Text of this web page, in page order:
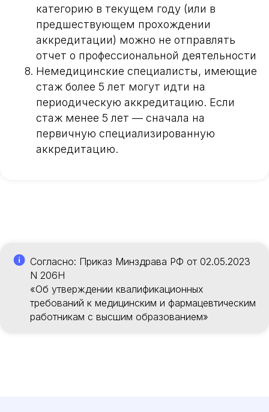
категорию в текущем году (или в
предшествующем прохождении
аккредитации) можно не отправлять
отчет о профессиональной деятельности
Немедицинские специалисты, имеющие
стаж более 5 лет могут идти на
периодическую аккредитацию. Если
стаж менее 5 лет — сначала на
первичную специализированную
аккредитацию.
Согласно: Приказ Минздрава РФ от 02.05.2023
N 206Н
«Об утверждении квалификационных
требований к медицинским и фармацевтическим
работникам с высшим образованием»